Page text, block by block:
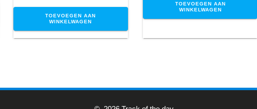
TOEVOEGEN AAN
WINKELWAGEN
TOEVOEGEN AAN
WINKELWAGEN